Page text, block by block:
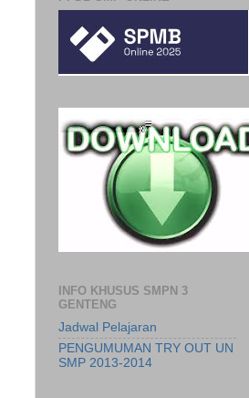
INFO KHUSUS SMPN 3
GENTENG
Jadwal Pelajaran
PENGUMUMAN TRY OUT UN
SMP 2013-2014